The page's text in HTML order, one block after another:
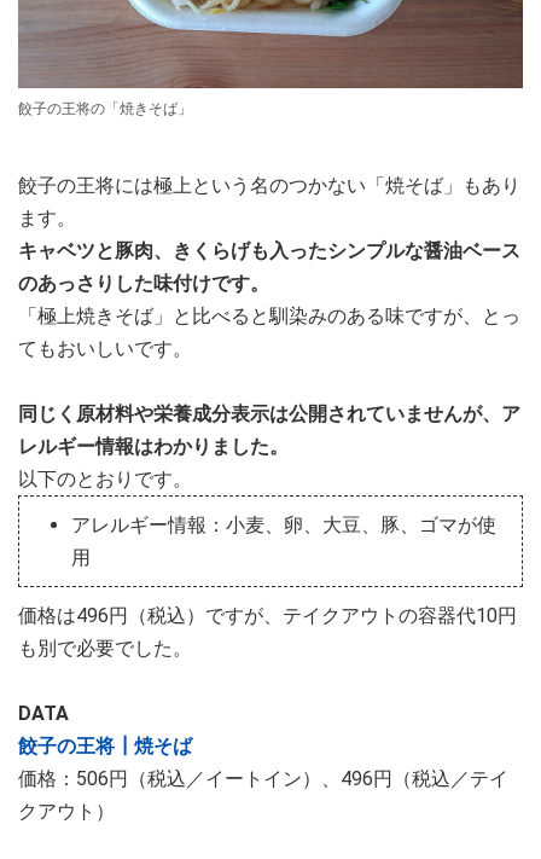
餃子の王将の「焼きそば」
餃子の王将には極上という名のつかない「焼そば」もあり
ます。
キャベツと豚肉、きくらげも入ったシンプルな醤油ベース
のあっさりした味付けです。
「極上焼きそば」と比べると馴染みのある味ですが、とっ
てもおいしいです。
同じく原材料や栄養成分表示は公開されていませんが、ア
レルギー情報はわかりました。
以下のとおりです。
アレルギー情報：小麦、卵、大豆、豚、ゴマが使
用
価格は496円（税込）ですが、テイクアウトの容器代10円
も別で必要でした。
DATA
餃子の王将┃焼そば
価格：506円（税込／イートイン）、496円（税込／テイ
クアウト）